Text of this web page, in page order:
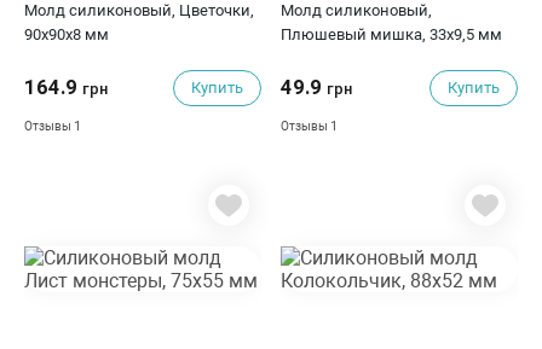
Молд силиконовый, Цветочки,
90x90x8 мм
164.9 грн Купить
Отзывы 1
Молд силиконовый,
Плюшевый мишка, 33x9,5 мм
49.9 грн Купить
Отзывы 1